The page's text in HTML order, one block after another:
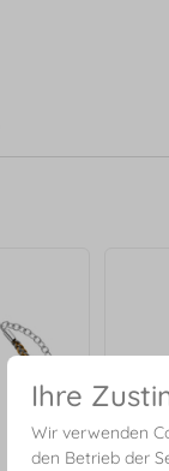
Ihre
Wir verwenden
den Betrieb der